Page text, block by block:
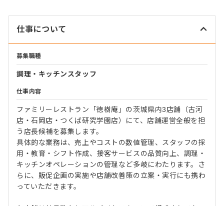
仕事について
募集職種
調理・キッチンスタッフ
仕事内容
ファミリーレストラン「徳樹庵」の茨城県内3店舗（古河
店・石岡店・つくば研究学園店）にて、店舗運営全般を担
う店長候補を募集します。
具体的な業務は、売上やコストの数値管理、スタッフの採
用・教育・シフト作成、接客サービスの品質向上、調理・
キッチンオペレーションの管理など多岐にわたります。さ
らに、販促企画の実施や店舗改善策の立案・実行にも携わ
っていただきます。